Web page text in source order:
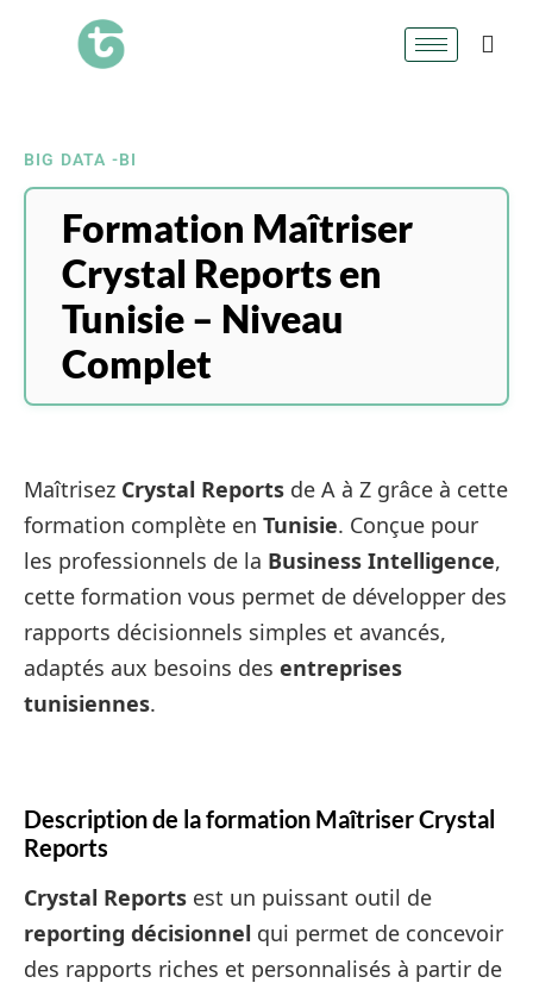
BIG DATA -BI
Formation Maîtriser
Crystal Reports en
Tunisie – Niveau
Complet
Maîtrisez Crystal Reports de A à Z grâce à cette
formation complète en Tunisie. Conçue pour
les professionnels de la Business Intelligence,
cette formation vous permet de développer des
rapports décisionnels simples et avancés,
adaptés aux besoins des entreprises
tunisiennes.
Description de la formation Maîtriser Crystal
Reports
Crystal Reports est un puissant outil de
reporting décisionnel qui permet de concevoir
des rapports riches et personnalisés à partir de